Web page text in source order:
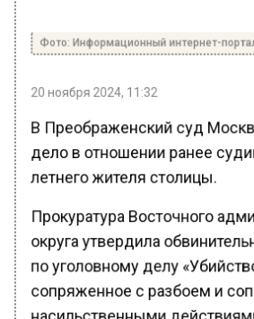
В Преображенский суд
дело в отношении ранее
Прокуратура Восточного
округа утвердила
по уголовному делу
сопряженное с разбоем и
насильственными